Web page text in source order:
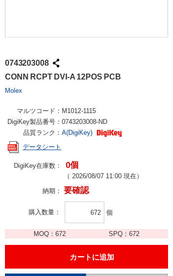
0743203008
CONN RCPT DVI-A 12POS PCB
Molex
マルツコード： M1012-1115
DigiKey製品番号： 0743203008-ND
品質ランク： A(DigiKey)
データシート
DigiKey在庫数： 0個
（ 2026/08/07 11:00 現在）
納期： 要確認
購入数量 個
MOQ：672 SPQ： 672